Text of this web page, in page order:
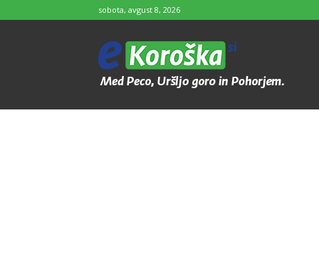
sobota, avgust 8, 2026
e-
Koroška